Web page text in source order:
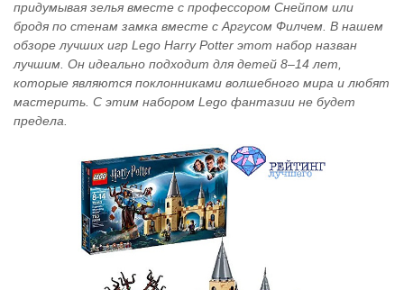
придумывая зелья вместе с профессором Снейпом или
бродя по стенам замка вместе с Аргусом Филчем. В нашем
обзоре лучших игр Lego Harry Potter этот набор назван
лучшим. Он идеально подходит для детей 8–14 лет,
которые являются поклонниками волшебного мира и любят
мастерить. С этим набором Lego фантазии не будет
предела.